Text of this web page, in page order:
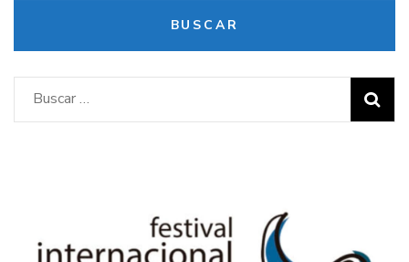
BUSCAR
Buscar: